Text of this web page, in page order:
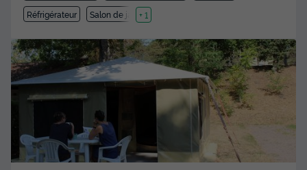
Réfrigérateur
Salon de jardin
+ 1